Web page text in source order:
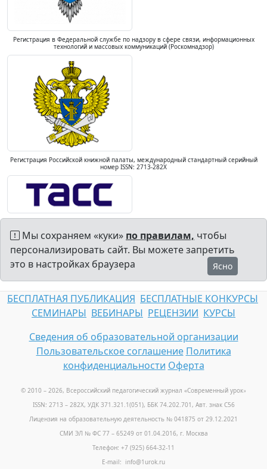
Регистрация в Федеральной службе по надзору в сфере связи, информационных
технологий и массовых коммуникаций (Роскомнадзор)
Регистрация Российской книжной палаты, международный стандартный серийный
номер ISSN: 2713-282X
Мы сохраняем «куки» по правилам, чтобы
персонализировать сайт. Вы можете запретить
это в настройках браузера
Ясно
БЕСПЛАТНАЯ ПУБЛИКАЦИЯ БЕСПЛАТНЫЕ КОНКУРСЫ
СЕМИНАРЫ ВЕБИНАРЫ РЕЦЕНЗИИ КУРСЫ
Сведения об образовательной организации
Пользовательское соглашение Политика
конфиденциальности Оферта
© 2010 – 2026, Всероссийский педагогический журнал «Современный урок»
ISSN: 2713 – 282X, УДК 371.321.1(051), ББК 74.202.701, Авт. знак С56
Лицензия на образовательную деятельность № 041875 от 29.12.2021
СМИ ЭЛ № ФС 77 – 65249 от 01.04.2016, г. Москва
Телефон: +7 (925) 664-32-11
E-mail: info@1urok.ru